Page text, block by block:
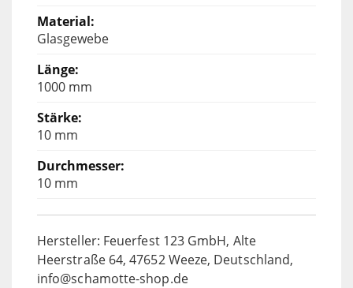
Glasgewebe
1000 mm
10 mm
10 mm
Hersteller: Feuerfest 123 GmbH, Alte
Heerstraße 64, 47652 Weeze, Deutschland,
info@schamotte-shop.de